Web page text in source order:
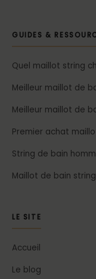
GUIDES &
Quel maillot string
Meilleur maillot de
Meilleur maillot de
Premier achat
String de bain
Maillot de bain
LE SITE
Accueil
Le blog